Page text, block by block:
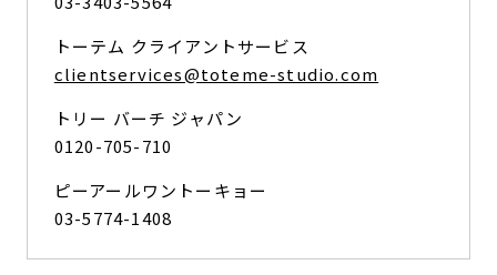
トーテム クライアントサービス
clientservices@toteme-studio.com
トリー バーチ ジャパン
0120-705-710
ピーアールワントーキョー
03-5774-1408